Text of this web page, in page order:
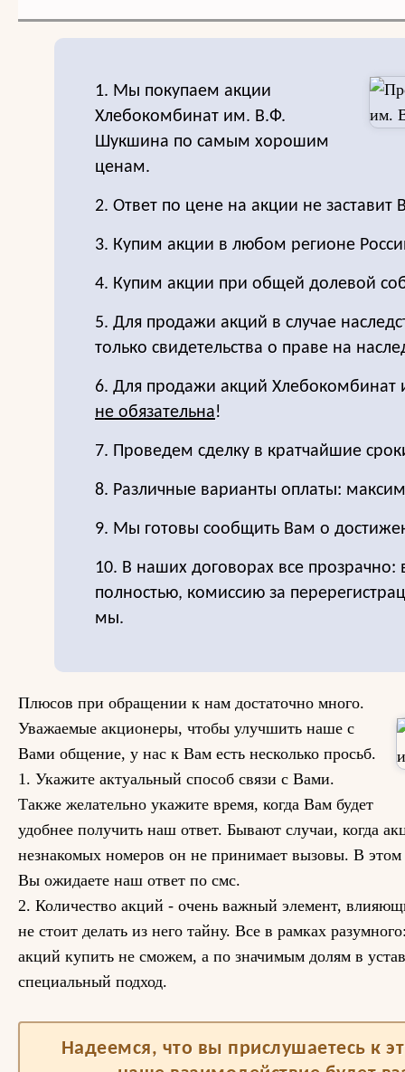
1. Мы покупаем акции
Хлебокомбинат им. В.Ф.
Шукшина по самым хорошим
ценам.
2. Ответ по цене на акции не заставит
3. Купим акции в любом регионе
4. Купим акции при общей долевой
5. Для продажи акций в случае
только свидетельства о праве на
6. Для продажи акций
не обязательна!
7. Проведем сделку в кратчайшие
8. Различные варианты оплаты:
9. Мы готовы сообщить Вам о
10. В наших договорах все прозрачно:
полностью, комиссию за
мы.
Плюсов при обращении к нам достаточно много.
Уважаемые акционеры, чтобы улучшить наше с
Вами общение, у нас к Вам есть несколько просьб.
1. Укажите актуальный способ связи с Вами.
Также желательно укажите время, когда Вам будет
удобнее получить наш ответ. Бывают случаи, когда
незнакомых номеров он не принимает вызовы. В этом
Вы ожидаете наш ответ по смс.
2. Количество акций - очень важный элемент,
не стоит делать из него тайну. Все в рамках
акций купить не сможем, а по значимым долям в
специальный подход.
Надеемся, что вы прислушаетесь к